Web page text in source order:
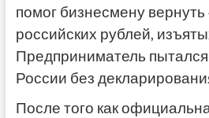
помог бизнесмену
российских рублей,
Предприниматель пытался
России без
После того как